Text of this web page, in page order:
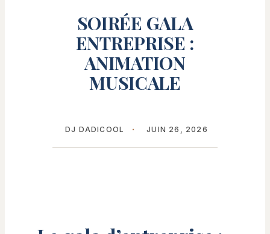
SOIRÉE GALA
ENTREPRISE :
ANIMATION
MUSICALE
DJ DADICOOL JUIN 26, 2026